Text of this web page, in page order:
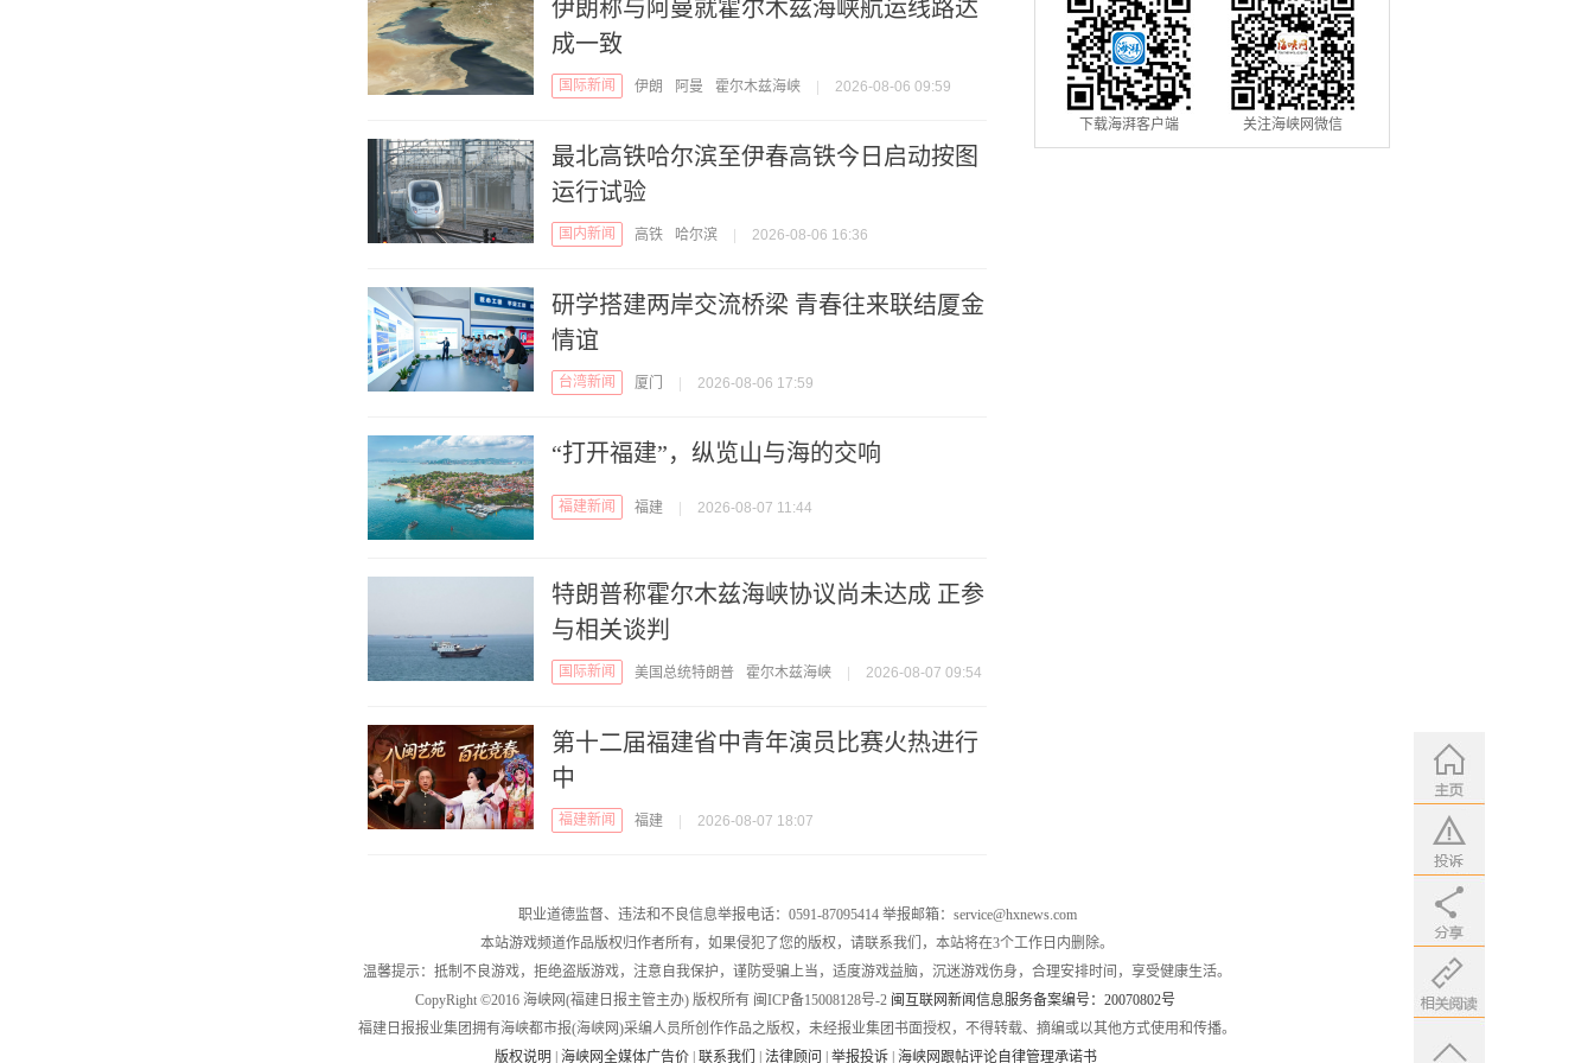
伊朗称与阿曼就霍尔木兹海峡航运线路达
成一致
国际新闻 伊朗 阿曼 霍尔木兹海峡 2026-08-06 09:59
最北高铁哈尔滨至伊春高铁今日启动按图
运行试验
国内新闻 高铁 哈尔滨 2026-08-06 16:36
研学搭建两岸交流桥梁 青春往来联结厦金
情谊
台湾新闻 厦门 2026-08-06 17:59
“打开福建”，纵览山与海的交响
福建新闻 福建 2026-08-07 11:44
特朗普称霍尔木兹海峡协议尚未达成 正参
与相关谈判
国际新闻 美国总统特朗普 霍尔木兹海峡 2026-08-07 09:54
第十二届福建省中青年演员比赛火热进行
中
福建新闻 福建 2026-08-07 18:07
下载海湃客户端 关注海峡网微信
职业道德监督、违法和不良信息举报电话：0591-87095414 举报邮箱：service@hxnews.com
本站游戏频道作品版权归作者所有，如果侵犯了您的版权，请联系我们，本站将在3个工作日内删除。
温馨提示：抵制不良游戏，拒绝盗版游戏，注意自我保护，谨防受骗上当，适度游戏益脑，沉迷游戏伤身，合理安排时间，享受健康生活。
CopyRight ©2016 海峡网(福建日报主管主办) 版权所有 闽ICP备15008128号-2 闽互联网新闻信息服务备案编号：20070802号
福建日报报业集团拥有海峡都市报(海峡网)采编人员所创作作品之版权，未经报业集团书面授权，不得转载、摘编或以其他方式使用和传播。
版权说明
海峡网全媒体广告价 联系我们 法律顾问 举报投诉 海峡网跟帖评论自律管理承诺书